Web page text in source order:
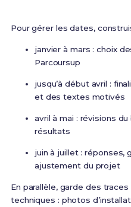
Pour gérer les dates,
janvier à mars : choix
Parcoursup
jusqu’à début avril :
et des textes motivés
avril à mai : révisions
résultats
juin à juillet : réponses,
ajustement du projet
En parallèle, garde des
techniques : photos